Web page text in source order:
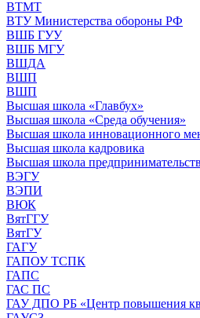
ВТМТ
ВТУ Министерства обороны РФ
ВШБ ГУУ
ВШБ МГУ
ВШДА
ВШП
ВШП
Высшая школа «Главбух»
Высшая школа «Среда обучения»
Высшая школа инновационного
Высшая школа кадровика
Высшая школа
ВЭГУ
ВЭПИ
ВЮК
ВятГГУ
ВятГУ
ГАГУ
ГАПОУ ТСПК
ГАПС
ГАС ПС
ГАУ ДПО РБ «Центр повышения